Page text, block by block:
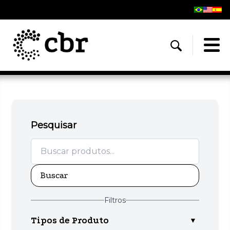
Pesquisar
Buscar
Filtros
Tipos de Produto ▼